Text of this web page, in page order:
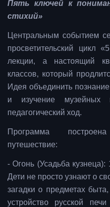
Пять ключей к
стихий»
Центральным событием
просветительский цикл
лекции, а настоящий
классов, который
Идея объединить
и изучение музейных
педагогический ход.
Программа
путешествие:
- Огонь (Усадьба
Дети не просто узнают о
загадки о предметах
устройство русской